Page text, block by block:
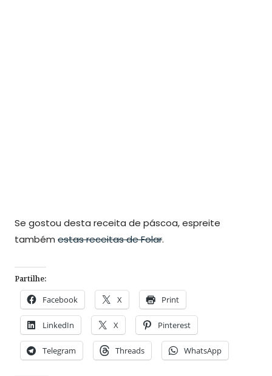
Se gostou desta receita de páscoa, espreite
também estas receitas de Folar.
Partilhe:
Facebook X Print
LinkedIn X Pinterest
Telegram Threads WhatsApp